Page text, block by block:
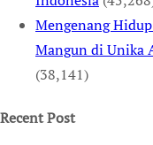
Mengenang
Mangun di Unika
(38,141)
Recent Post